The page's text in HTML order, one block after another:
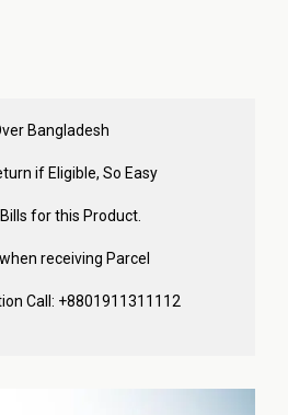
Bangladesh
if Eligible, So Easy
for this Product.
receiving Parcel
Call: +8801911311112